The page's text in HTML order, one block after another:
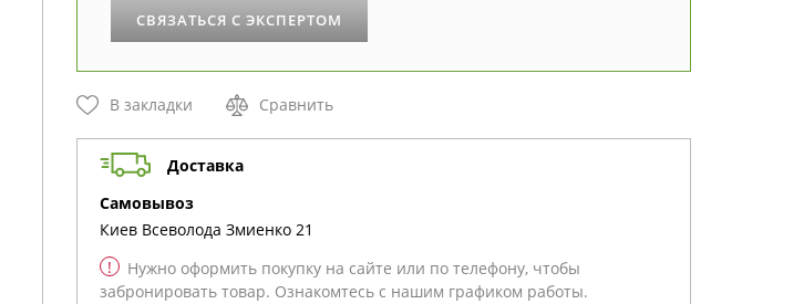
СВЯЗАТЬСЯ С ЭКСПЕРТОМ
В закладки Сравнить
Доставка
cамовывоз
Киев Всеволода Змиенко 21
!
Нужно оформить покупку на сайте или по телефону, чтобы
забронировать товар. Ознакомтесь с нашим графиком работы.